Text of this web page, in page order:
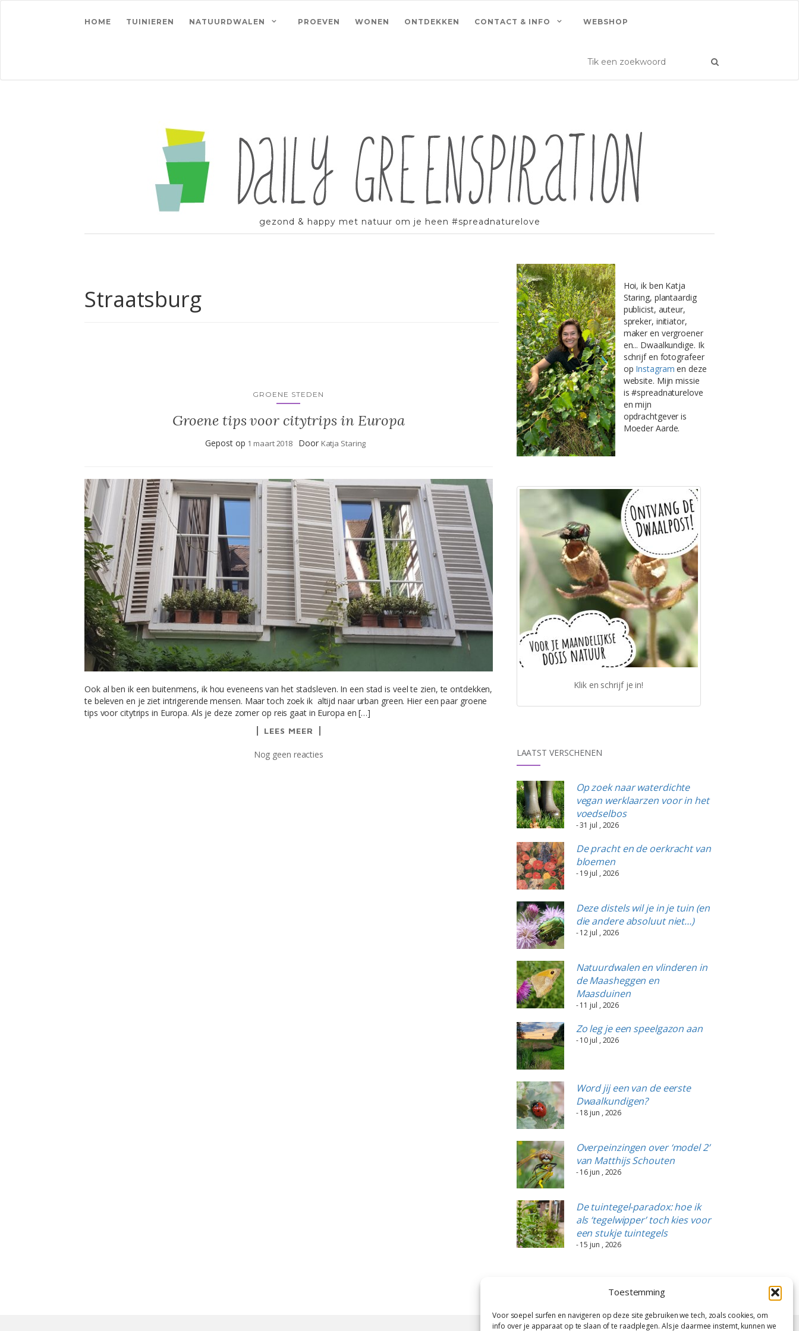
Toestemming
Voor soepel surfen en navigeren op deze site gebruiken we tech, zoals cookies, om
info over je apparaat op te slaan of te raadplegen. Als je daarmee instemt, kunnen we
HOME TUINIEREN NATUURDWALEN PROEVEN WONEN ONTDEKKEN CONTACT & INFO WEBSHOP
gezond & happy met natuur om je heen #spreadnaturelove
Straatsburg
GROENE STEDEN
Groene tips voor citytrips in Europa
Gepost op 1 maart 2018 Door Katja Staring
Ook al ben ik een buitenmens, ik hou eveneens van het stadsleven. In een stad is veel te zien, te ontdekken,
te beleven en je ziet intrigerende mensen. Maar toch zoek ik altijd naar urban green. Hier een paar groene
tips voor citytrips in Europa. Als je deze zomer op reis gaat in Europa en […]
LEES MEER
Nog geen reacties
Hoi, ik ben Katja
Staring, plantaardig
publicist, auteur,
spreker, initiator,
maker en vergroener
en... Dwaalkundige. Ik
schrijf en fotografeer
op Instagram en deze
website. Mijn missie
is #spreadnaturelove
en mijn
opdrachtgever is
Moeder Aarde.
Klik en schrijf je in!
LAATST VERSCHENEN
Op zoek naar waterdichte
vegan werklaarzen voor in het
voedselbos
- 31 jul , 2026
De pracht en de oerkracht van
bloemen
- 19 jul , 2026
Deze distels wil je in je tuin (en
die andere absoluut niet…)
- 12 jul , 2026
Natuurdwalen en vlinderen in
de Maasheggen en
Maasduinen
- 11 jul , 2026
Zo leg je een speelgazon aan
- 10 jul , 2026
Word jij een van de eerste
Dwaalkundigen?
- 18 jun , 2026
Overpeinzingen over ‘model 2’
van Matthijs Schouten
- 16 jun , 2026
De tuintegel-paradox: hoe ik
als ‘tegelwipper’ toch kies voor
een stukje tuintegels
- 15 jun , 2026